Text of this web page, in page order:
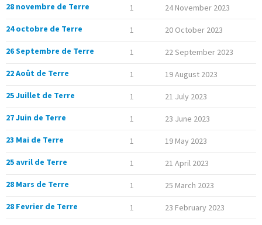
28 novembre de Terre
1
24 November 2023
24 octobre de Terre
1
20 October 2023
26 Septembre de Terre
1
22 September 2023
22 Août de Terre
1
19 August 2023
25 Juillet de Terre
1
21 July 2023
27 Juin de Terre
1
23 June 2023
23 Mai de Terre
1
19 May 2023
25 avril de Terre
1
21 April 2023
28 Mars de Terre
1
25 March 2023
28 Fevrier de Terre
1
23 February 2023